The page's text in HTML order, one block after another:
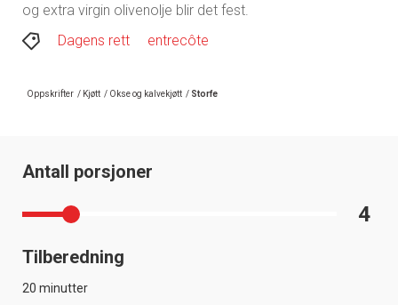
og extra virgin olivenolje blir det fest.
Dagens rett
entrecôte
Oppskrifter / Kjøtt / Okse og kalvekjøtt / Storfe
Antall porsjoner
4
Tilberedning
20 minutter